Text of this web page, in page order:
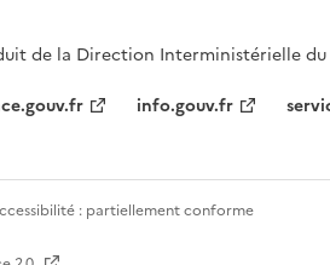
de la Direction Interministérielle du
info.gouv.fr
: partiellement conforme